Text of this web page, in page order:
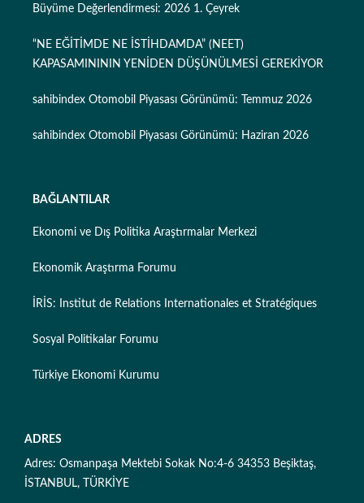
Büyüme Değerlendirmesi: 2026 1. Çeyrek
“NE EĞİTİMDE NE İSTİHDAMDA” (NEET)
KAPASAMINININ YENİDEN DÜŞÜNÜLMESİ GEREKİYOR
sahibindex Otomobil Piyasası Görünümü: Temmuz 2026
sahibindex Otomobil Piyasası Görünümü: Haziran 2026
BAĞLANTILAR
Ekonomi ve Dış Politika Araştırmalar Merkezi
Ekonomik Araştırma Forumu
İRİS: Institut de Relations Internationales et Stratégiques
Sosyal Politikalar Forumu
Türkiye Ekonomi Kurumu
ADRES
Adres: Osmanpaşa Mektebi Sokak No:4-6 34353 Beşiktaş,
İSTANBUL, TÜRKİYE